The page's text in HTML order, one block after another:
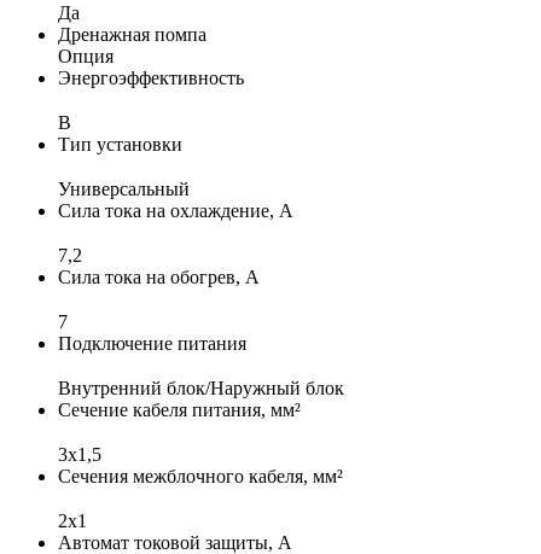
Да
Дренажная помпа
Опция
Энергоэффективность
B
Тип установки
Универсальный
Сила тока на охлаждение, А
7,2
Сила тока на обогрев, А
7
Подключение питания
Внутренний блок/Наружный блок
Сечение кабеля питания, мм²
3x1,5
Сечения межблочного кабеля, мм²
2x1
Автомат токовой защиты, А